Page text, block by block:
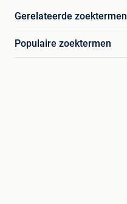
Gerelateerde zoektermen
Populaire zoektermen